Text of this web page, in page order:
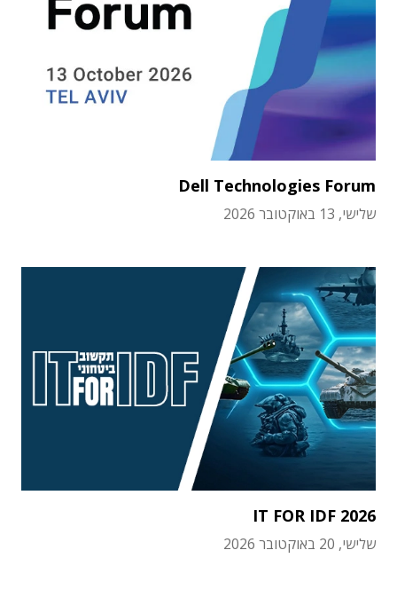
Dell Technologies Forum
שלישי, 13 באוקטובר 2026
IT FOR IDF 2026
שלישי, 20 באוקטובר 2026